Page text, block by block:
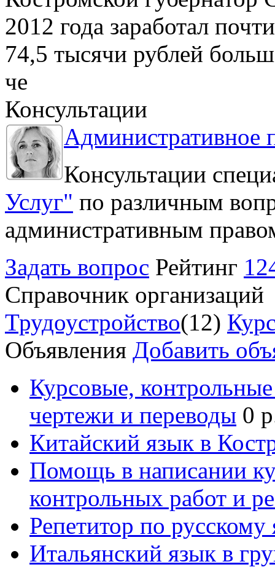
2012 года заработал
74,5 тысячи рублей
че
Консультации
Административное
Консультации
Услуг" по различным
административным
Задать вопрос Рейтинг
Справочник организаций
Трудоустройство(12)
Объявления Добавить
Курсовые,
чертежи и переводы 0
Китайский язык в
Помощь в написании
контрольных работ и
Репетитор по русскому
Итальянский язык в